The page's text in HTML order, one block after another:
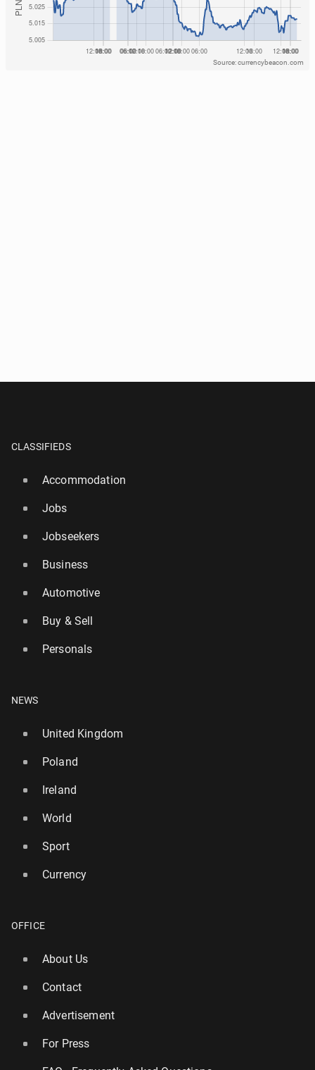
Source: currencybeacon.com
CLASSIFIEDS
Accommodation
Jobs
Jobseekers
Business
Automotive
Buy & Sell
Personals
NEWS
United Kingdom
Poland
Ireland
World
Sport
Currency
OFFICE
About Us
Contact
Advertisement
For Press